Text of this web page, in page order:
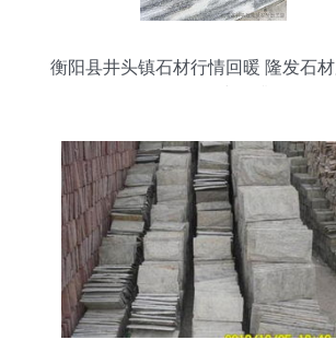
衡阳县井头镇石材行情回暖 隆发石